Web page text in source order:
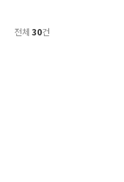
전체 30건